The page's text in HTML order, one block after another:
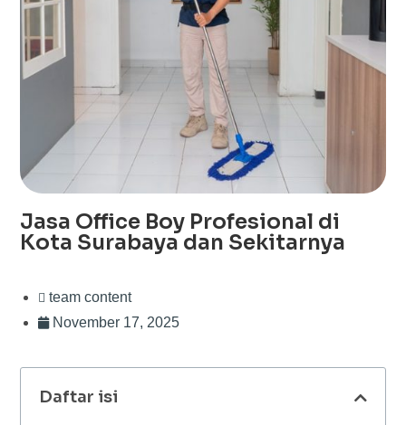
Jasa Office Boy Profesional di
Kota Surabaya dan Sekitarnya
team content
November 17, 2025
Daftar isi